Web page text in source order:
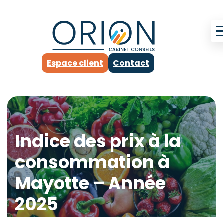
Espace client Contact
Indice des prix à la
consommation à
Mayotte – Année
2025